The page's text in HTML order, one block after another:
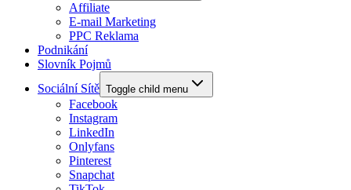
Affiliate
E-mail Marketing
PPC Reklama
Podnikání
Slovník Pojmů
Sociální Sítě Toggle child menu
Facebook
Instagram
LinkedIn
Onlyfans
Pinterest
Snapchat